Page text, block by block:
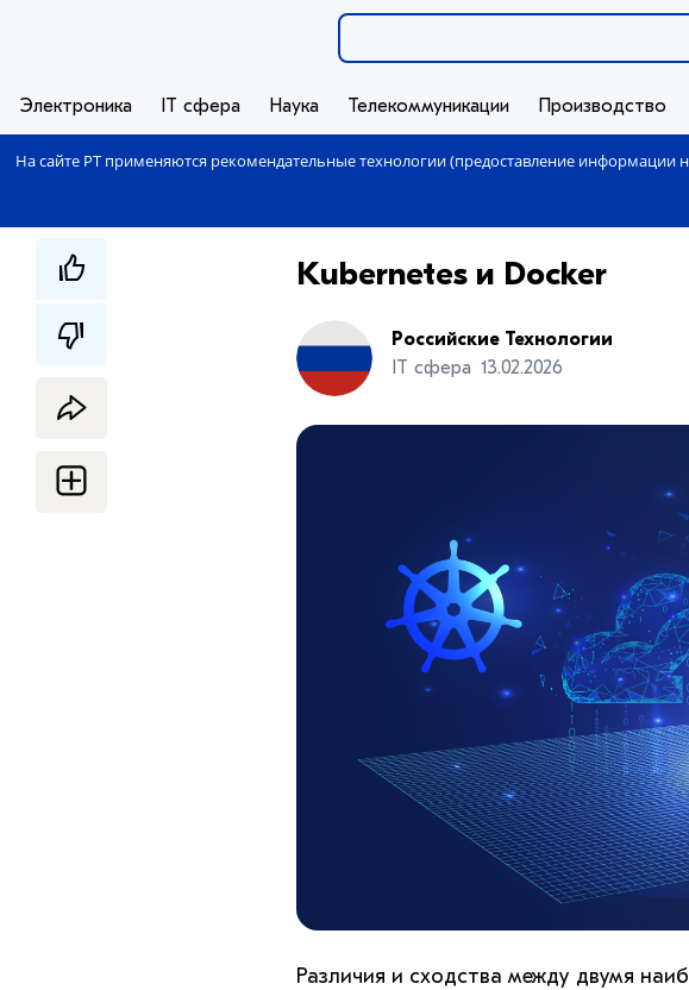
Электроника IT сфера Наука Телекоммуникации Производство
На сайте РТ применяются рекомендательные технологии (предоставление информации
​Kubernetes и Docker
Российские Технологии
IT сфера 13.02.2026
Различия и сходства между двумя